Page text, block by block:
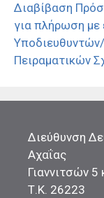
Διαβίβαση
για πλήρωση
Πειραματικών
Διεύθυνση
Αχαΐας
Γιαννιτσών 5
Τ.Κ. 26223